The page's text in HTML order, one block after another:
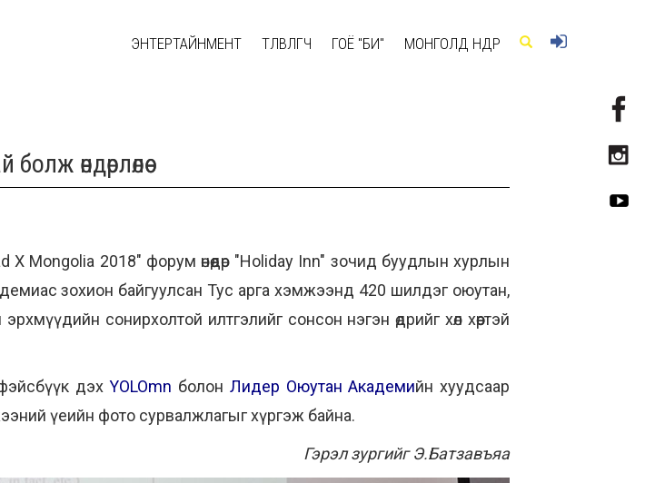
ЭНТЕРТАЙНМЕНТ ТӨЛӨВЛӨГЧ ГОЁ "БИ" МОНГОЛД ӨНӨӨДӨР
өндөрлөлөө
Мongolia 2018" форум өнөөдөр "Holiday Inn" зочид буудлын хурлын
зохион байгуулсан Тус арга хэмжээнд 420 шилдэг оюутан,
сонирхолтой илтгэлийг сонсон нэгэн өдрийг хөл хөөртэй
фэйсбүүк дэхYOLOmn болон Лидер Оюутан Академийн хуудсаар
үеийн фото сурвалжлагыг хүргэж байна.
Гэрэл зургийг Э.Батзавъяа